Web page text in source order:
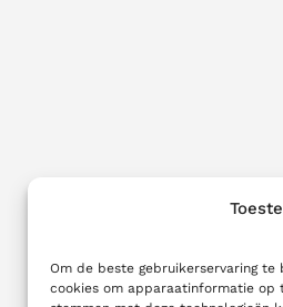
Om de beste gebruikerservaring te
cookies om apparaatinformatie op